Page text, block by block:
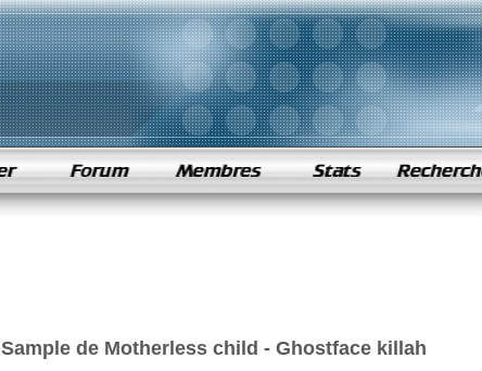
Sample de Motherless child - Ghostface killah